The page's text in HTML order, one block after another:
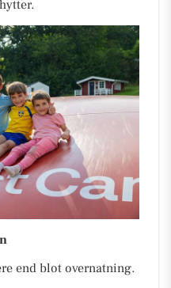
end blot overnatning.